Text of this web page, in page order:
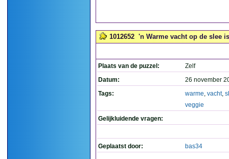
1012652 'n Warme vacht op de slee
Plaats van de puzzel:
Zelf
Datum:
26 november
Tags:
warme, vacht,
veggie
Gelijkluidende vragen:
Geplaatst door: bas34